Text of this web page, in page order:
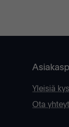
Yleisiä
Ota